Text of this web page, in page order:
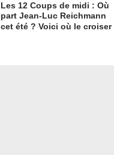
Les 12 Coups de midi : Où
part Jean-Luc Reichmann
cet été ? Voici où le croiser